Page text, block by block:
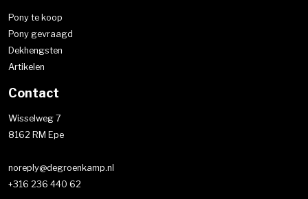
Pony te koop
Pony gevraagd
Dekhengsten
Artikelen
Contact
Wisselweg 7
8162 RM Epe
noreply@degroenkamp.nl
+316 236 440 62